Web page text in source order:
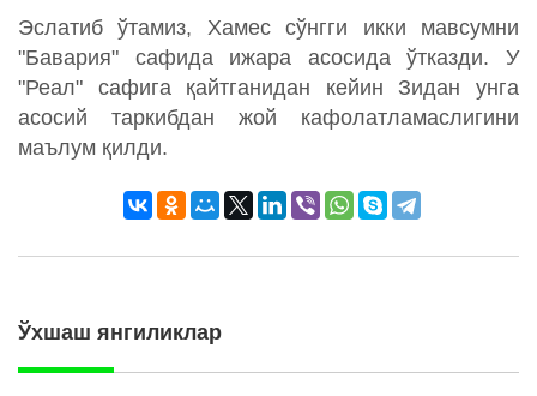
Эслатиб ўтамиз, Хамес сўнгги икки мавсумни
"Бавария" сафида ижара асосида ўтказди. У
"Реал" сафига қайтганидан кейин Зидан унга
асосий таркибдан жой кафолатламаслигини
маълум қилди.
Ўхшаш янгиликлар